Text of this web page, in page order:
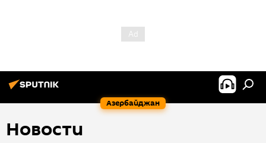
Азербайджан
Новости